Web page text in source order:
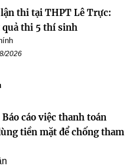
thi tại THPT Lê Trực:
thi 5 thí sinh
2026
Báo cáo việc thanh toán
tiền mặt để chống tham